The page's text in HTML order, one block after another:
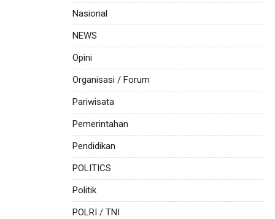
Nasional
NEWS
Opini
Organisasi / Forum
Pariwisata
Pemerintahan
Pendidikan
POLITICS
Politik
POLRI / TNI